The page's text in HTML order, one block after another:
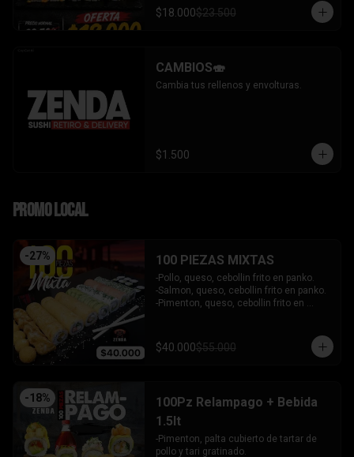
wantan.
-kanikama, palta envuelto en sesamo.
gratinado.
+ 2 arrollado primavera.
$18.000$23.500
CAMBIOS🍣
Cambia tus rellenos y envolturas.
$1.500
PROMO LOCAL
-27% 100 PIEZAS MIXTAS
-Pollo, queso, cebollin frito en panko.
-Salmon, queso, cebollin frito en panko.
-Pimenton, queso, cebollin frito en
-Camaron furai, queso, cebollin
envuelto en palta.
salmon.
-Hosomaki de kanikama.
- 5 Gyosas fritas + 5 bolitas de queso.
INCLUYE: 6 SALSAS - 5 PALITOS
$40.000$55.000
-18%
100Pz Relampago + Bebida
1.5lt
-Pimenton, palta cubierto de tartar de
pollo y tari gratinado.